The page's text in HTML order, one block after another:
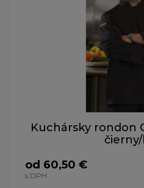
Kuchársky rondon
od 60,50 €
s DPH